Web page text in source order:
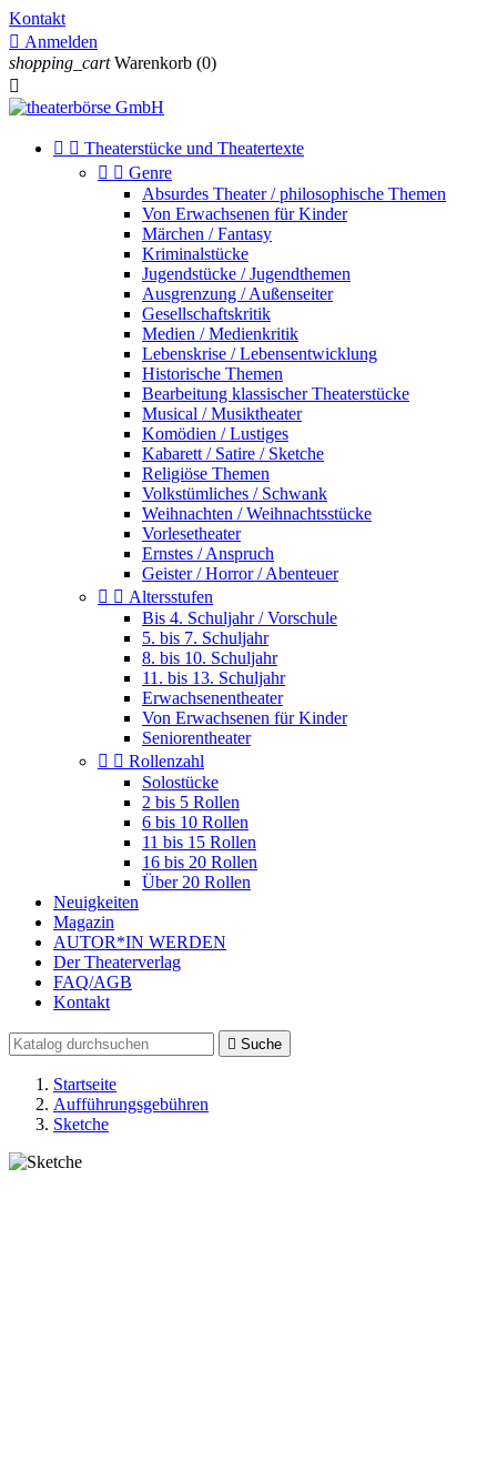
Kontakt
 Anmelden
shopping_cart Warenkorb (0)

  Theaterstücke und Theatertexte
  Genre
Absurdes Theater / philosophische Themen
Von Erwachsenen für Kinder
Märchen / Fantasy
Kriminalstücke
Jugendstücke / Jugendthemen
Ausgrenzung / Außenseiter
Gesellschaftskritik
Medien / Medienkritik
Lebenskrise / Lebensentwicklung
Historische Themen
Bearbeitung klassischer Theaterstücke
Musical / Musiktheater
Komödien / Lustiges
Kabarett / Satire / Sketche
Religiöse Themen
Volkstümliches / Schwank
Weihnachten / Weihnachtsstücke
Vorlesetheater
Ernstes / Anspruch
Geister / Horror / Abenteuer
  Altersstufen
Bis 4. Schuljahr / Vorschule
5. bis 7. Schuljahr
8. bis 10. Schuljahr
11. bis 13. Schuljahr
Erwachsenentheater
Von Erwachsenen für Kinder
Seniorentheater
  Rollenzahl
Solostücke
2 bis 5 Rollen
6 bis 10 Rollen
11 bis 15 Rollen
16 bis 20 Rollen
Über 20 Rollen
Neuigkeiten
Magazin
AUTOR*IN WERDEN
Der Theaterverlag
FAQ/AGB
Kontakt
 Suche
Startseite
Aufführungsgebühren
Sketche